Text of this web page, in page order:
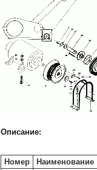
Описание:
Номер
Наименование